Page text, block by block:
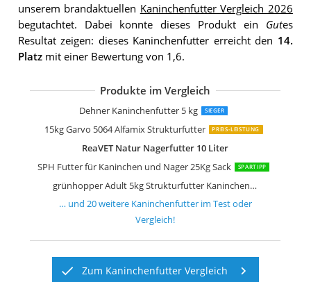
unserem brandaktuellen Kaninchenfutter Vergleich 2026
begutachtet. Dabei konnte dieses Produkt ein Gutes
Resultat zeigen: dieses Kaninchenfutter erreicht den 14.
Platzmit einer Bewertung von 1,6.
Produkte im Vergleich
Dehner Kaninchenfutter 5 kg SIEGER
15kg Garvo 5064 Alfamix Strukturfutter PREIS-LEISTUNG
ReaVET Natur Nagerfutter 10 Liter
SPH Futter für Kaninchen und Nager 25Kg Sack
SPARTIPP
grünhopper Adult 5kg Strukturfutter Kaninchenfutter
Grünhopper Kraut&Rüben
deukanin Basis plus 25 kg
beaphar CARE+ Super Prenium-
Deuka Standard Kaninchen Pellets
Versele Laga Kaninchenfutter
StaWa Nagerfutter SuperMix 25 kg
Garvo 15kg 5749 Kanichen Melange
Panto 712411043 Nager Krokant
Versele-Laga Crispy Muesli Rabbits 10
Leimüller Hasenfutter
deuka Hasenfutter Deukanin
petifool Blütenzauber 1er Pack
… und 20weitere Kaninchenfutterim Test oder
Vergleich!
Zum Kaninchenfutter Vergleich